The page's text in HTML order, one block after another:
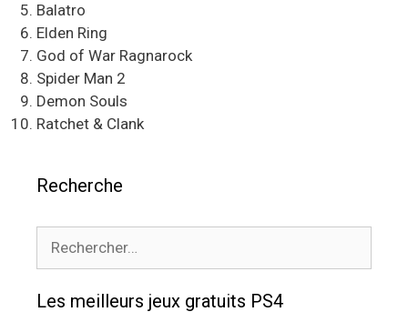
Balatro
Elden Ring
God of War Ragnarock
Spider Man 2
Demon Souls
Ratchet & Clank
Recherche
Les meilleurs jeux gratuits PS4